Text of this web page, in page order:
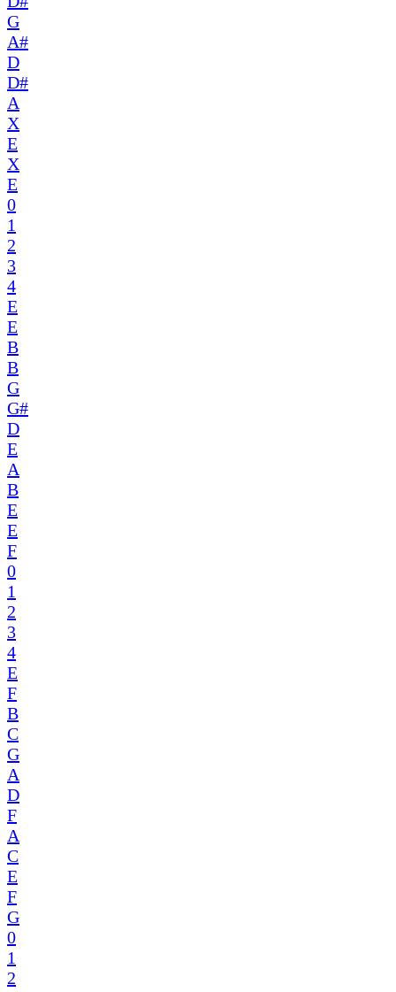
G
A#
D
D#
A
X
E
X
E
0
1
2
3
4
E
E
B
B
G
G#
D
E
A
B
E
E
F
0
1
2
3
4
E
F
B
C
G
A
D
F
A
C
E
F
G
0
1
2